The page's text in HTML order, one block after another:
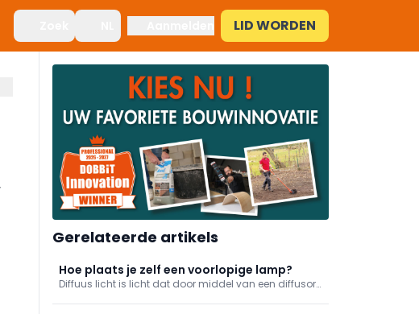
LID WORDEN
Gerelateerde artikels
Hoe plaats je zelf een voorlopige lamp?
Diffuus licht is licht dat door middel van een diffusor